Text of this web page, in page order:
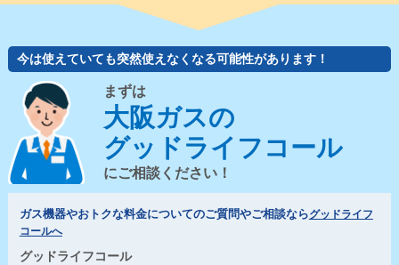
今は使えていても突然使えなくなる可能性があります！
まずは
大阪ガスの
グッドライフコール
にご相談ください！
ガス機器やおトクな料金についてのご質問やご相談ならグッドライフ
コールへ
グッドライフコール